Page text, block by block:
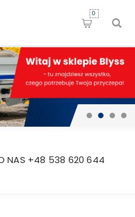
0
NAS +48 538 620 644